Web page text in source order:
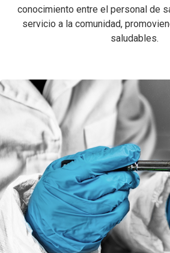
conocimiento entre el personal de
servicio a la comunidad,
saludables.